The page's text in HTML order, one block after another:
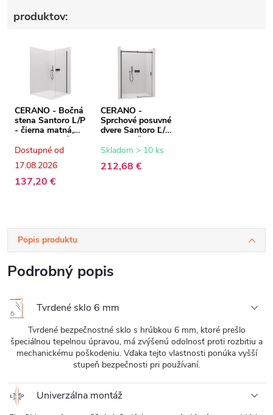
produktov:
CERANO - Bočná
stena Santoro L/P
- čierna matná,
transparentné
sklo - 100x195
cm
Dostupné od
17.08.2026
137,20 €
CERANO -
Sprchové posuvné
dvere Santoro Ľ/P
- 6 mm - čierna
matná,
sklo - 100x195
Skladom > 10 ks
212,68 €
Popis produktu
Podrobný popis
Tvrdené sklo 6 mm
Tvrdené bezpečnostné sklo s hrúbkou 6 mm, ktoré prešlo
špeciálnou tepelnou úpravou, má zvýšenú odolnosť proti rozbitiu a
mechanickému poškodeniu. Vďaka tejto vlastnosti ponúka vyšší
stupeň bezpečnosti pri používaní.
Univerzálna montáž